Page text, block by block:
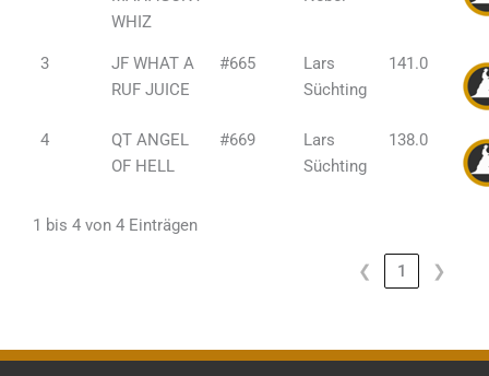
WHIZ
3
JF WHAT A
RUF JUICE
#665
Lars
Süchting
141.0
4
QT ANGEL
OF HELL
#669
Lars
Süchting
138.0
1 bis 4 von 4 Einträgen
❮ 1 ❯